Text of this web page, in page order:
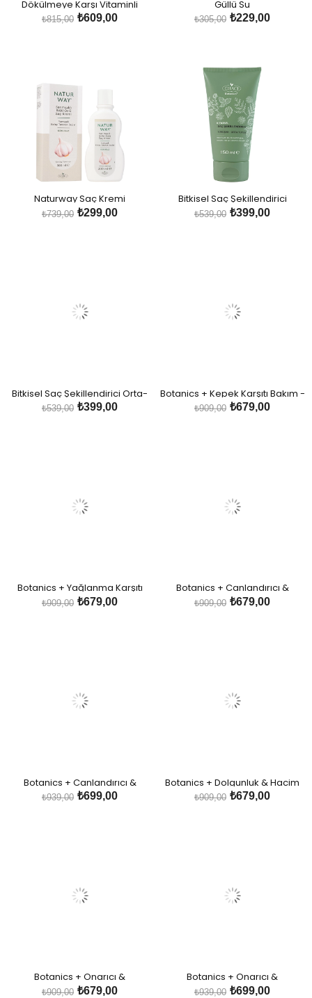
Dökülmeye Karşı Vitaminli
Serum
₺609,00
₺815,00
Güllü Su
₺229,00
₺305,00
Naturway Saç Kremi
₺299,00
₺739,00
Bitkisel Saç Şekillendirici
Yumuşak- Orta Tutuş
₺399,00
₺539,00
Bitkisel Saç Şekillendirici Orta-
Sert Tutuş
₺399,00
₺539,00
Botanics + Kepek Karşıtı Bakım -
Duvar Sarmaşığı ve Çinko
₺679,00
₺909,00
Botanics + Yağlanma Karşıtı
Bakım - Isırgan Otu ve Salisilik
₺679,00
₺909,00
Botanics + Canlandırıcı &
Besleyici Bakım - 10 Bitki Özü ve
₺679,00
₺909,00
Botanics + Canlandırıcı &
Besleyici Bakım- 10 Bitki Özü ve
₺699,00
₺939,00
Botanics + Dolgunluk & Hacim
Veren Bakım - Arnika ve Bitkisel
₺679,00
₺909,00
Botanics + Onarıcı &
Güçlendirici Bakım- Bal Kabağı
₺679,00
₺909,00
Botanics + Onarıcı &
Güçlendirici Bakım - Bal Kabağı
₺699,00
₺939,00